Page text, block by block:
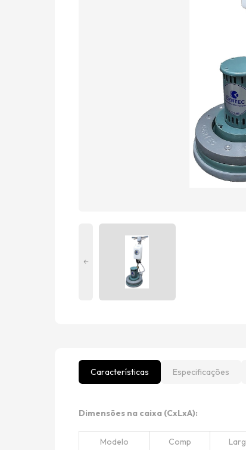
Características Especificações
Dimensões na caixa (CxLxA):
Modelo Comp Larg